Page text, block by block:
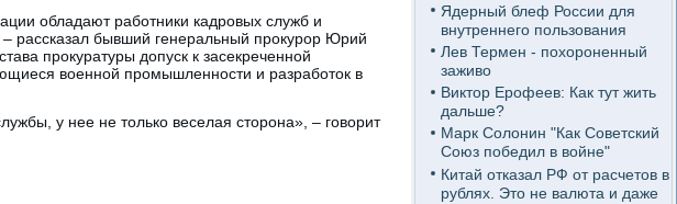
обладают работники кадровых служб и
рассказал бывший генеральный прокурор Юрий
прокуратуры допуск к засекреченной
военной промышленности и разработок в
у нее не только веселая сторона», – говорит
Ядерный блеф России для
внутреннего пользования
Лев Термен - похороненный
заживо
Виктор Ерофеев: Как тут жить
дальше?
Марк Солонин "Как Советский
Союз победил в войне"
Китай отказал РФ от расчетов в
рублях. Это не валюта и даже